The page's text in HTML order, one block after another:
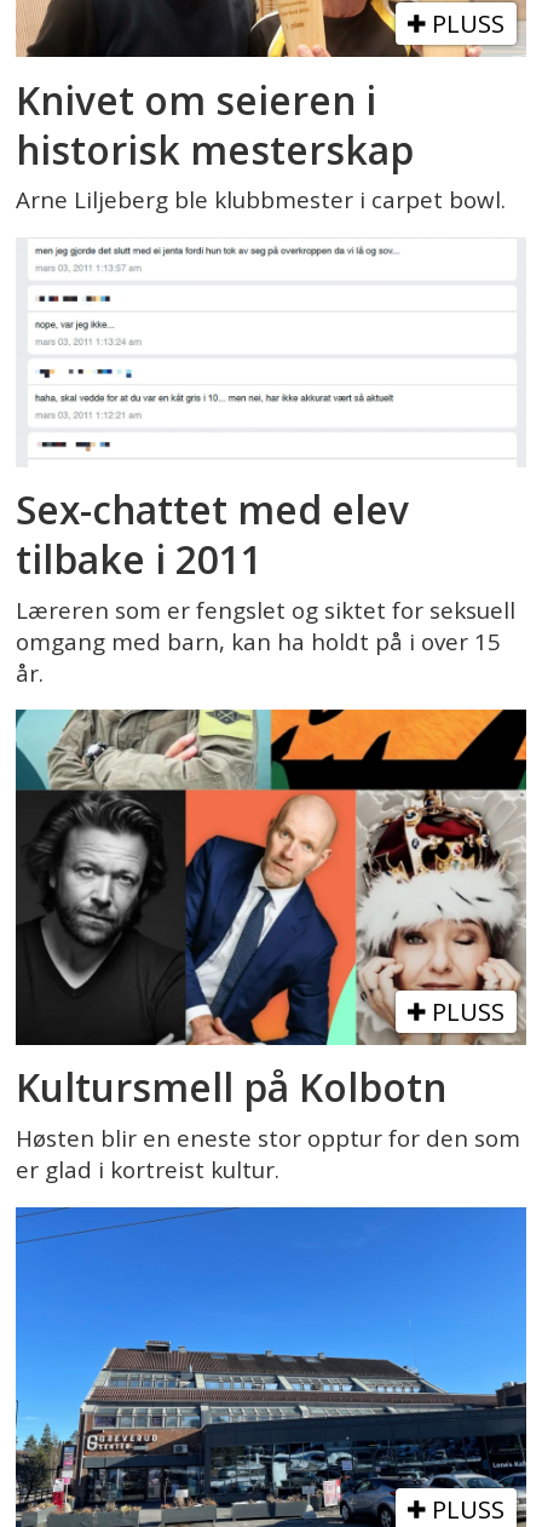
PLUSS
Knivet om seieren i
historisk mesterskap
Arne Liljeberg ble klubbmester i carpet bowl.
Sex-chattet med elev
tilbake i 2011
Læreren som er fengslet og siktet for seksuell
omgang med barn, kan ha holdt på i over 15
år.
PLUSS
Kultursmell på Kolbotn
Høsten blir en eneste stor opptur for den som
er glad i kortreist kultur.
PLUSS